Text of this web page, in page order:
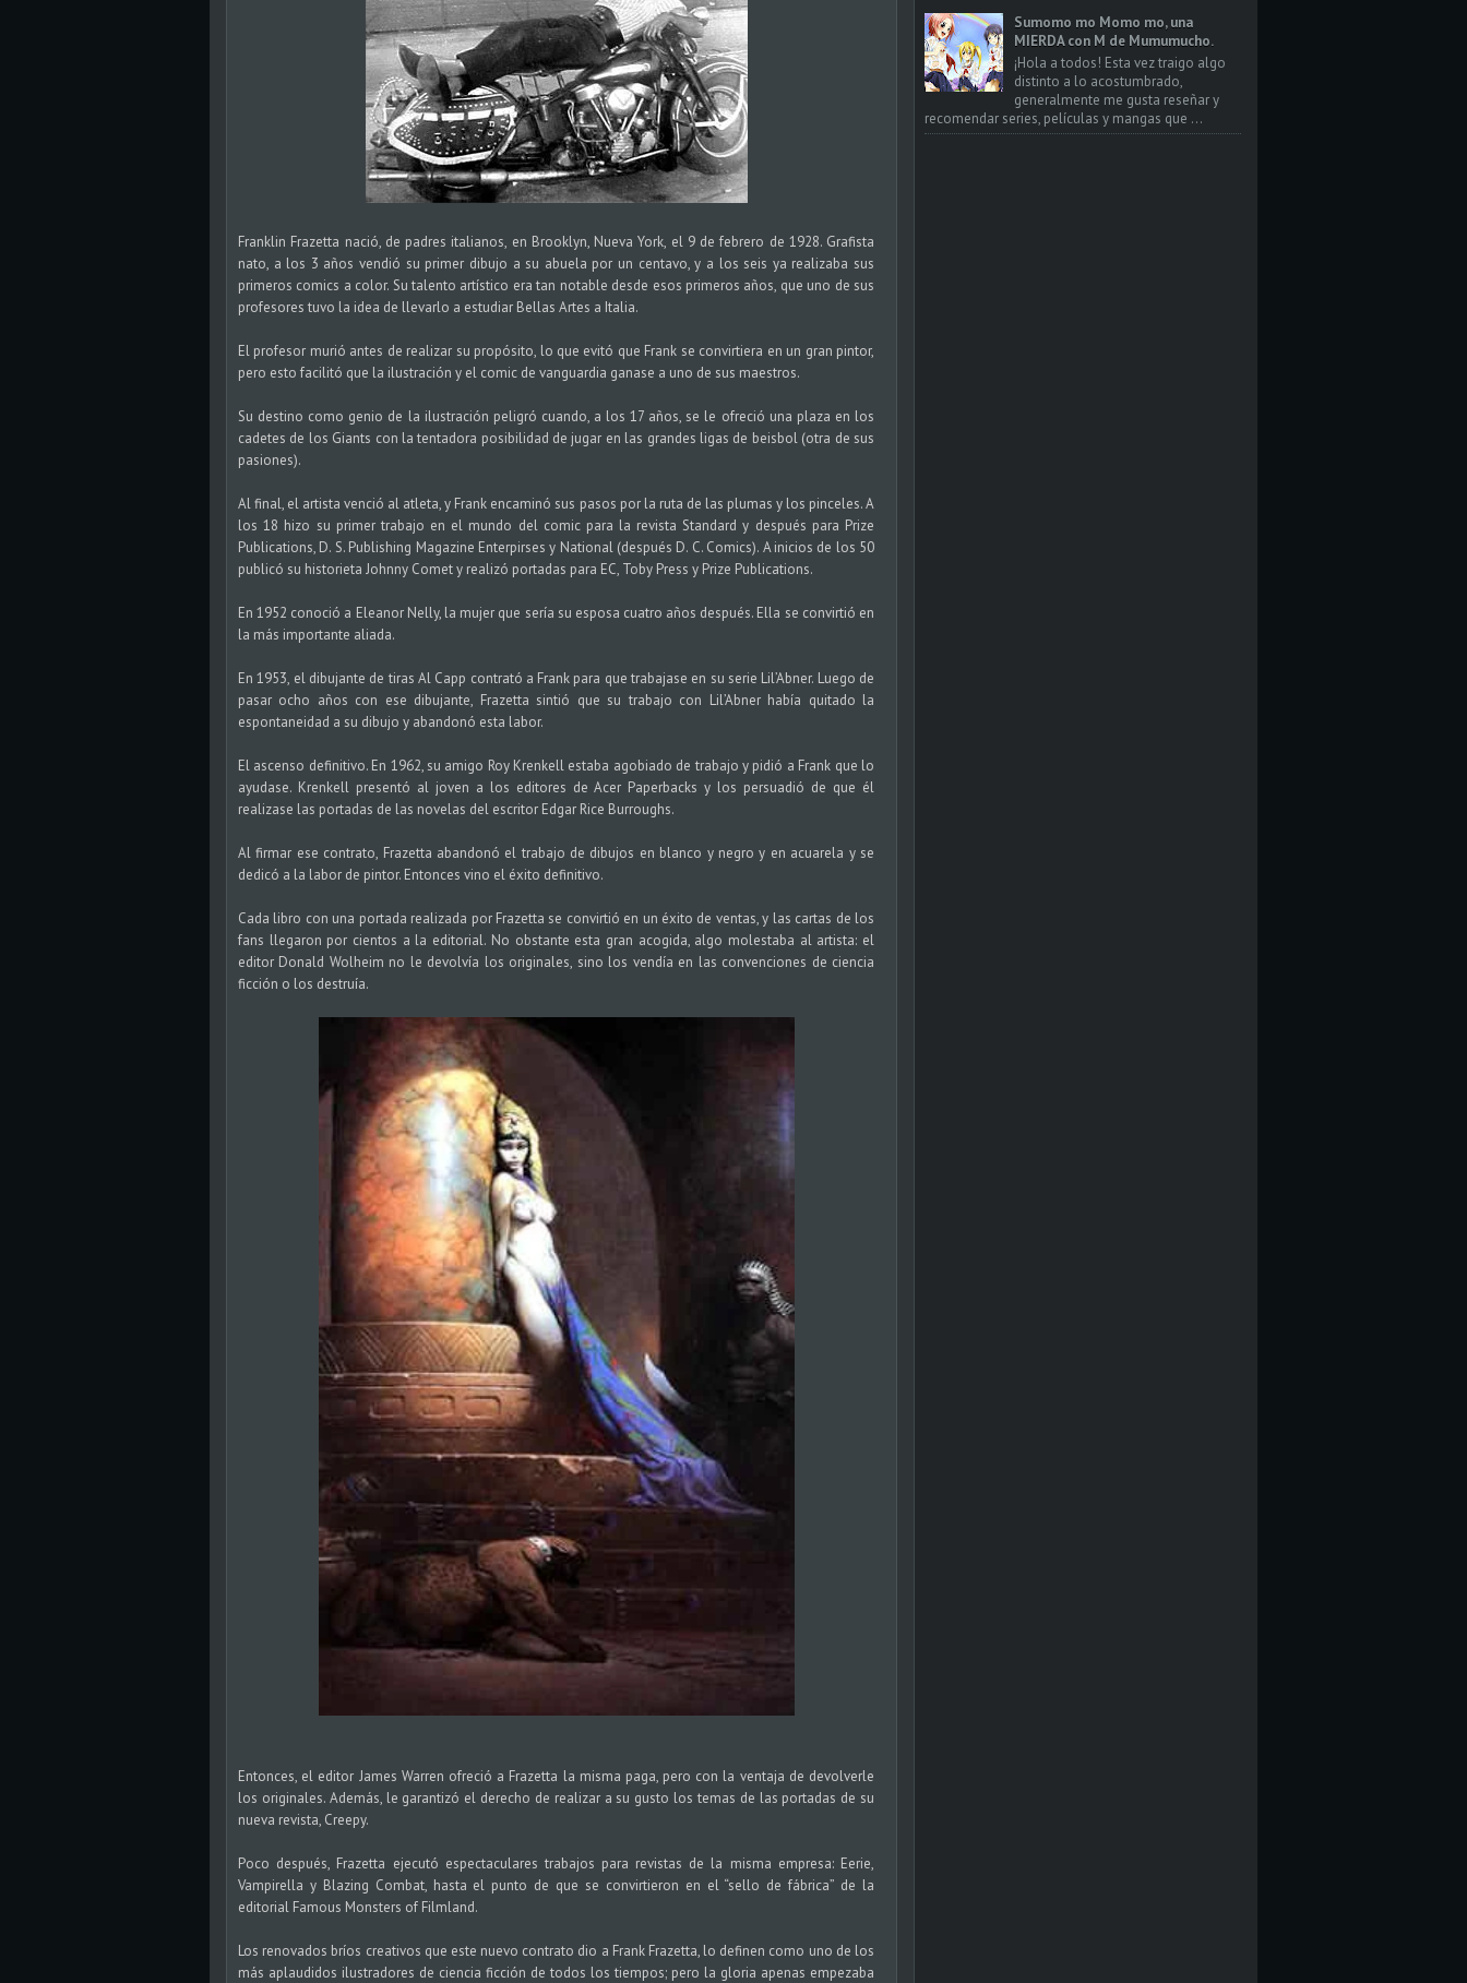
Franklin Frazetta nació, de padres italianos, en Brooklyn, Nueva York, el 9 de febrero de 1928. Grafista
nato, a los 3 años vendió su primer dibujo a su abuela por un centavo, y a los seis ya realizaba sus
primeros comics a color. Su talento artístico era tan notable desde esos primeros años, que uno de sus
profesores tuvo la idea de llevarlo a estudiar Bellas Artes a Italia.
El profesor murió antes de realizar su propósito, lo que evitó que Frank se convirtiera en un gran pintor,
pero esto facilitó que la ilustración y el comic de vanguardia ganase a uno de sus maestros.
Su destino como genio de la ilustración peligró cuando, a los 17 años, se le ofreció una plaza en los
cadetes de los Giants con la tentadora posibilidad de jugar en las grandes ligas de beisbol (otra de sus
pasiones).
Al final, el artista venció al atleta, y Frank encaminó sus pasos por la ruta de las plumas y los pinceles. A
los 18 hizo su primer trabajo en el mundo del comic para la revista Standard y después para Prize
Publications, D. S. Publishing Magazine Enterpirses y National (después D. C. Comics). A inicios de los 50
publicó su historieta Johnny Comet y realizó portadas para EC, Toby Press y Prize Publications.
En 1952 conoció a Eleanor Nelly, la mujer que sería su esposa cuatro años después. Ella se convirtió en
la más importante aliada.
En 1953, el dibujante de tiras Al Capp contrató a Frank para que trabajase en su serie Lil’Abner. Luego de
pasar ocho años con ese dibujante, Frazetta sintió que su trabajo con Lil’Abner había quitado la
espontaneidad a su dibujo y abandonó esta labor.
El ascenso definitivo. En 1962, su amigo Roy Krenkell estaba agobiado de trabajo y pidió a Frank que lo
ayudase. Krenkell presentó al joven a los editores de Acer Paperbacks y los persuadió de que él
realizase las portadas de las novelas del escritor Edgar Rice Burroughs.
Al firmar ese contrato, Frazetta abandonó el trabajo de dibujos en blanco y negro y en acuarela y se
dedicó a la labor de pintor. Entonces vino el éxito definitivo.
Cada libro con una portada realizada por Frazetta se convirtió en un éxito de ventas, y las cartas de los
fans llegaron por cientos a la editorial. No obstante esta gran acogida, algo molestaba al artista: el
editor Donald Wolheim no le devolvía los originales, sino los vendía en las convenciones de ciencia
ficción o los destruía.
Entonces, el editor James Warren ofreció a Frazetta la misma paga, pero con la ventaja de devolverle
los originales. Además, le garantizó el derecho de realizar a su gusto los temas de las portadas de su
nueva revista, Creepy.
Poco después, Frazetta ejecutó espectaculares trabajos para revistas de la misma empresa: Eerie,
Vampirella y Blazing Combat, hasta el punto de que se convirtieron en el “sello de fábrica” de la
editorial Famous Monsters of Filmland.
Los renovados bríos creativos que este nuevo contrato dio a Frank Frazetta, lo definen como uno de los
más aplaudidos ilustradores de ciencia ficción de todos los tiempos; pero la gloria apenas empezaba
Sumomo mo Momo mo, una
MIERDA con M de Mumumucho.
¡Hola a todos! Esta vez traigo algo
distinto a lo acostumbrado,
generalmente me gusta reseñar y
recomendar series, películas y mangas que ...